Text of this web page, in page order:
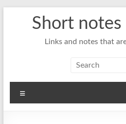
Short notes
Links and notes that